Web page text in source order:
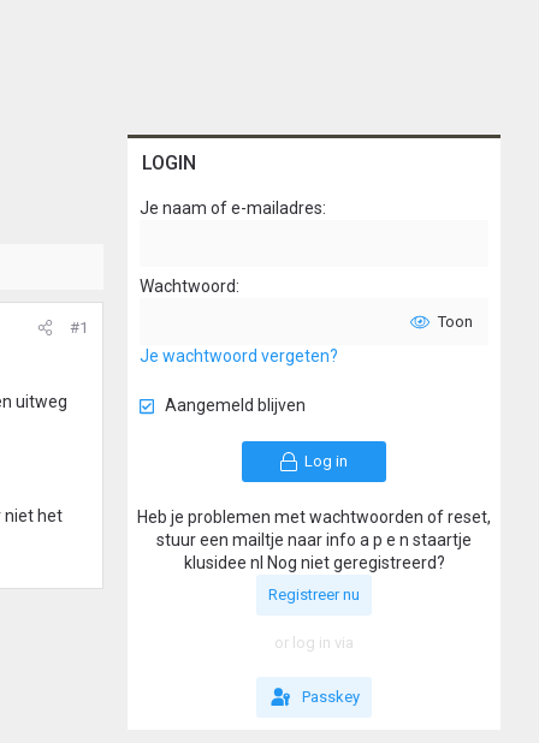
#1
uitweg
niet het
LOGIN
Je naam of e-mailadres
Wachtwoord
Toon
Je wachtwoord vergeten?
Aangemeld blijven
Log in
Heb je problemen met wachtwoorden of reset,
stuur een mailtje naar info a p e n staartje
klusidee nl Nog niet geregistreerd?
Registreer nu
or log in via
Passkey